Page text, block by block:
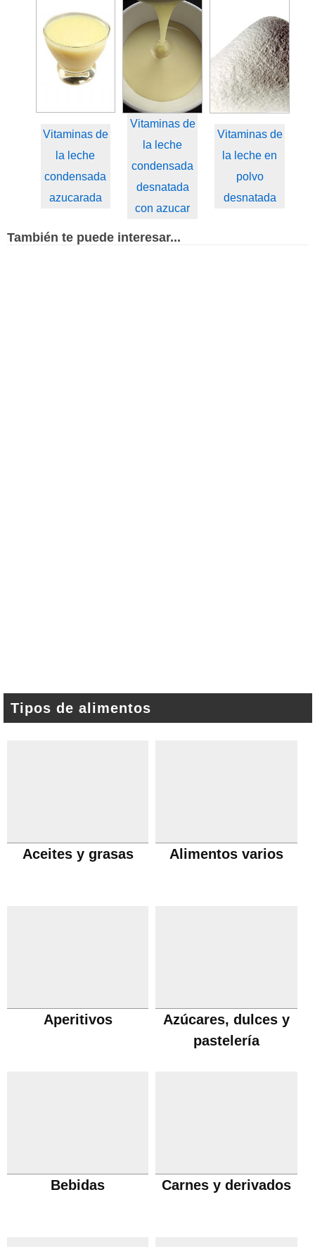
Vitaminas de
la leche
condensada
azucarada
Vitaminas de
la leche
condensada
desnatada
con azucar
Vitaminas de
la leche en
polvo
desnatada
También te puede interesar...
Tipos de alimentos
Aceites y grasas Alimentos varios
Aperitivos
Azúcares, dulces y
pastelería
Bebidas Carnes y derivados